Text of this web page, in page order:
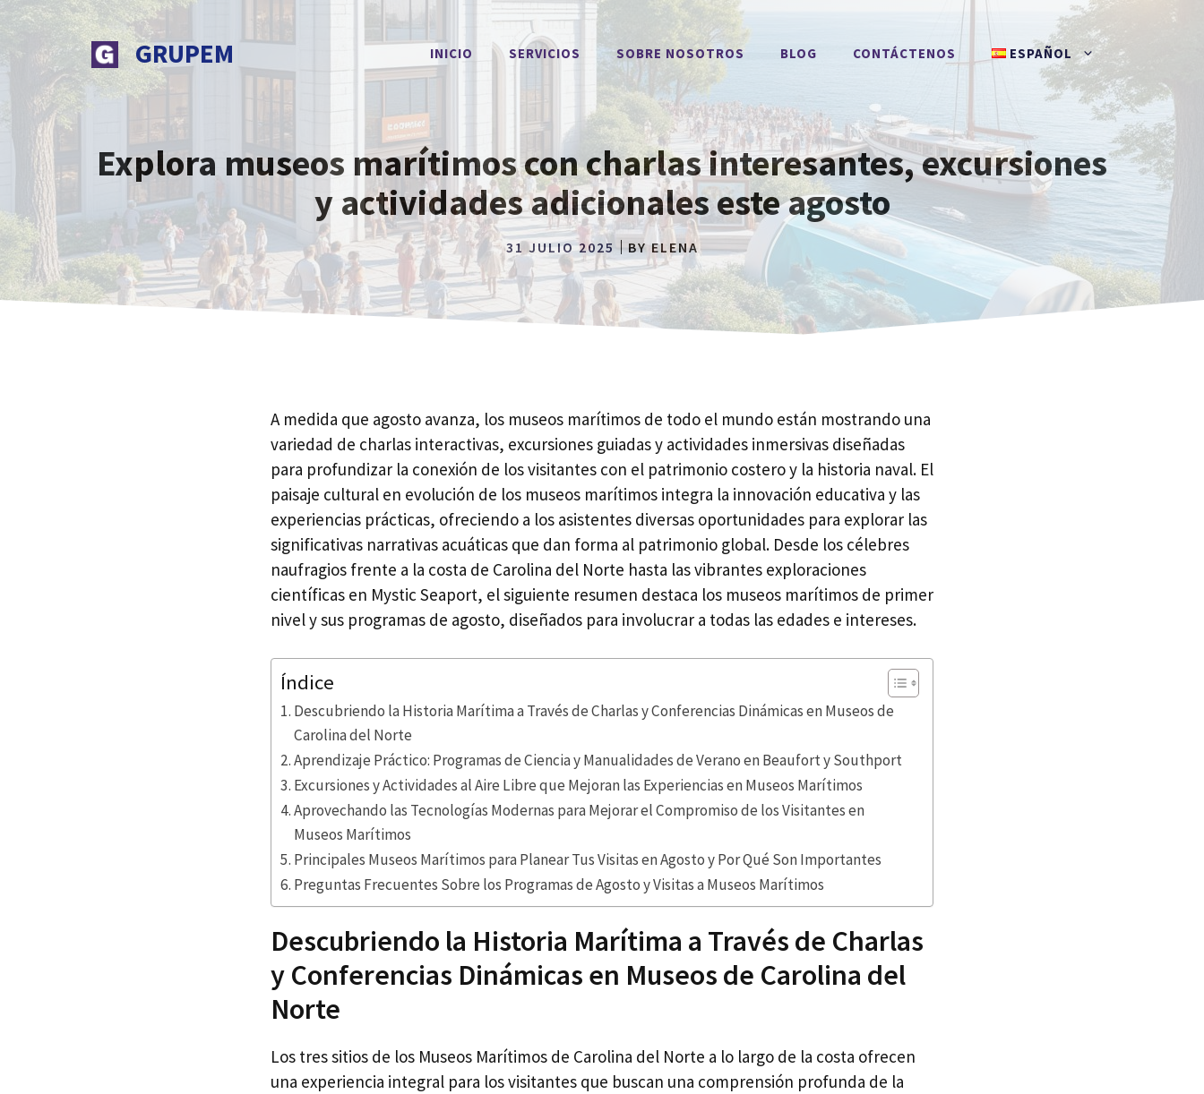
Saltar
al
contenido
GRUPEM INICIO SERVICIOS SOBRE NOSOTROS BLOG CONTÁCTENOS ESPAÑOL
Explora museos marítimos con charlas interesantes, excursiones
y actividades adicionales este agosto
31 JULIO 2025 BYELENA
A medida que agosto avanza, los museos marítimos de todo el mundo están mostrando una
variedad de charlas interactivas, excursiones guiadas y actividades inmersivas diseñadas
para profundizar la conexión de los visitantes con el patrimonio costero y la historia naval. El
paisaje cultural en evolución de los museos marítimos integra la innovación educativa y las
experiencias prácticas, ofreciendo a los asistentes diversas oportunidades para explorar las
significativas narrativas acuáticas que dan forma al patrimonio global. Desde los célebres
naufragios frente a la costa de Carolina del Norte hasta las vibrantes exploraciones
científicas en Mystic Seaport, el siguiente resumen destaca los museos marítimos de primer
nivel y sus programas de agosto, diseñados para involucrar a todas las edades e intereses.
Índice
Descubriendo la Historia Marítima a Través de Charlas y Conferencias Dinámicas en Museos de
Carolina del Norte
Aprendizaje Práctico: Programas de Ciencia y Manualidades de Verano en Beaufort y Southport
Excursiones y Actividades al Aire Libre que Mejoran las Experiencias en Museos Marítimos
Aprovechando las Tecnologías Modernas para Mejorar el Compromiso de los Visitantes en
Museos Marítimos
Principales Museos Marítimos para Planear Tus Visitas en Agosto y Por Qué Son Importantes
Preguntas Frecuentes Sobre los Programas de Agosto y Visitas a Museos Marítimos
Descubriendo la Historia Marítima a Través de Charlas
y Conferencias Dinámicas en Museos de Carolina del
Norte
Los tres sitios de los Museos Marítimos de Carolina del Norte a lo largo de la costa ofrecen
una experiencia integral para los visitantes que buscan una comprensión profunda de la